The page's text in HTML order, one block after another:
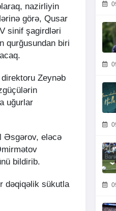
nazirliyin
görə, Qusar
sinif şagirdləri
qurğusundan biri
Zeynəb
uğurlar
Əsgərov, eləcə
bildirib.
dəqiqəlik sükutla